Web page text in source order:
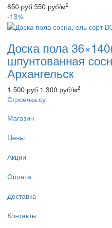
850руб 550 руб/м2
-13%
Доска пола
шпунтованная
Архангельск
1 500руб 1 300 руб/м2
Строечка.су
Магазин
Цены
Акции
Оплата
Доставка
Контакты